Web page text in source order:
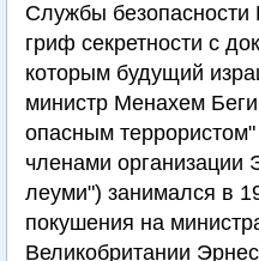
Службы безопасности
гриф секретности с
которым будущий
министр Менахем
опасным
членами
леуми") занимался в
покушения на
Великобритании